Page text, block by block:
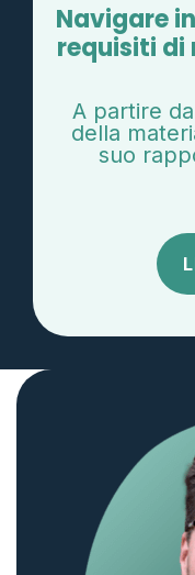
Navigare
requisiti di
A partire
della
suo